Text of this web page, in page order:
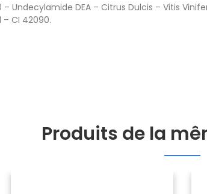
Undecylamide DEA – Citrus Dulcis – Vitis
– CI 42090.
Produits de la